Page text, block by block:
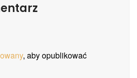
, aby opublikować